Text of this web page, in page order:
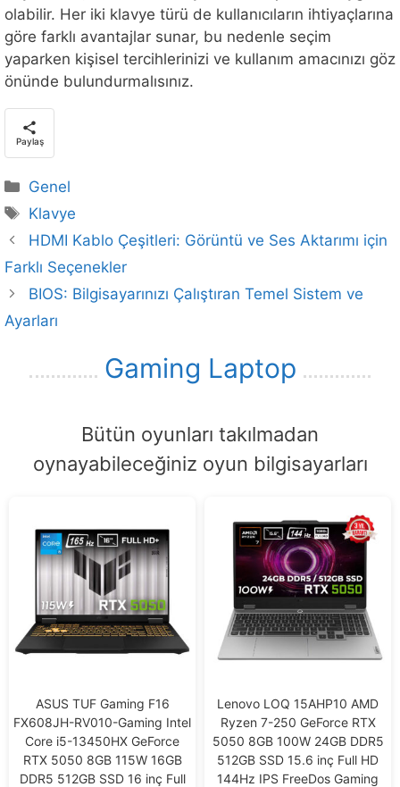
olabilir. Her iki klavye türü de kullanıcıların ihtiyaçlarına
göre farklı avantajlar sunar, bu nedenle seçim
yaparken kişisel tercihlerinizi ve kullanım amacınızı göz
önünde bulundurmalısınız.
Paylaş
Kategoriler
Genel
Etiketler
Klavye
HDMI Kablo Çeşitleri: Görüntü ve Ses Aktarımı için
Farklı Seçenekler
BIOS: Bilgisayarınızı Çalıştıran Temel Sistem ve
Ayarları
Gaming Laptop
Bütün oyunları takılmadan
oynayabileceğiniz oyun bilgisayarları
ASUS TUF Gaming F16
FX608JH-RV010-Gaming Intel
Core i5-13450HX GeForce
RTX 5050 8GB 115W 16GB
DDR5 512GB SSD 16 inç Full
Lenovo LOQ 15AHP10 AMD
Ryzen 7-250 GeForce RTX
5050 8GB 100W 24GB DDR5
512GB SSD 15.6 inç Full HD
144Hz IPS FreeDos Gaming